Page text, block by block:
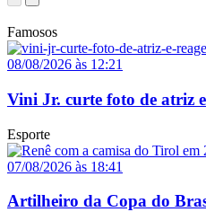
Famosos
08/08/2026 às 12:21
Vini Jr. curte foto de atriz
Esporte
07/08/2026 às 18:41
Artilheiro da Copa do